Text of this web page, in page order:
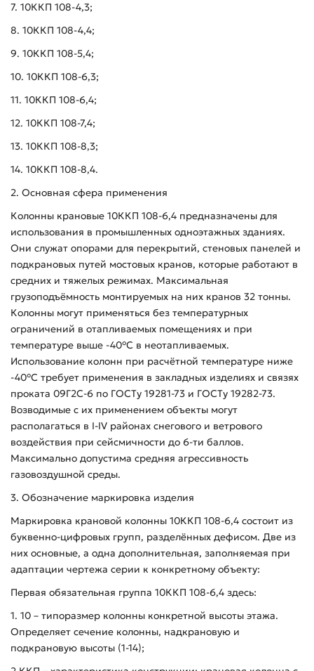
7. 10ККП 108-4,3;
8. 10ККП 108-4,4;
9. 10ККП 108-5,4;
10. 10ККП 108-6,3;
11. 10ККП 108-6,4;
12. 10ККП 108-7,4;
13. 10ККП 108-8,3;
14. 10ККП 108-8,4.
2. Основная сфера применения
Колонны крановые 10ККП 108-6,4 предназначены для
использования в промышленных одноэтажных зданиях.
Они служат опорами для перекрытий, стеновых панелей и
подкрановых путей мостовых кранов, которые работают в
средних и тяжелых режимах. Максимальная
грузоподъёмность монтируемых на них кранов 32 тонны.
Колонны могут применяться без температурных
ограничений в отапливаемых помещениях и при
температуре выше -40°С в неотапливаемых.
Использование колонн при расчётной температуре ниже
-40°С требует применения в закладных изделиях и связях
проката 09Г2С-6 по ГОСТу 19281-73 и ГОСТу 19282-73.
Возводимые с их применением объекты могут
располагаться в I-IV районах снегового и ветрового
воздействия при сейсмичности до 6-ти баллов.
Максимально допустима средняя агрессивность
газовоздушной среды.
3. Обозначение маркировка изделия
Маркировка крановой колонны 10ККП 108-6,4 состоит из
буквенно-цифровых групп, разделённых дефисом. Две из
них основные, а одна дополнительная, заполняемая при
адаптации чертежа серии к конкретному объекту:
Первая обязательная группа 10ККП 108-6,4 здесь:
1. 10 – типоразмер колонны конкретной высоты этажа.
Определяет сечение колонны, надкрановую и
подкрановую высоты (1-14);